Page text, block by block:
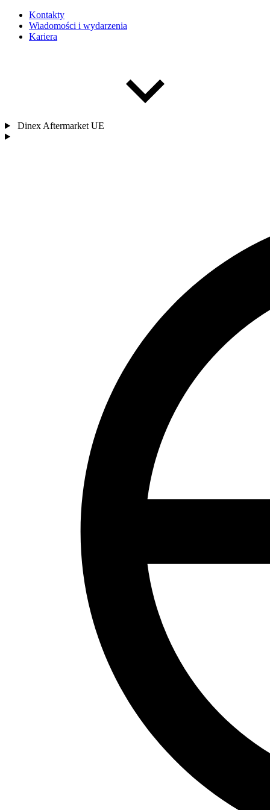
Kontakty
Wiadomości i wydarzenia
Kariera
Dinex Aftermarket UE